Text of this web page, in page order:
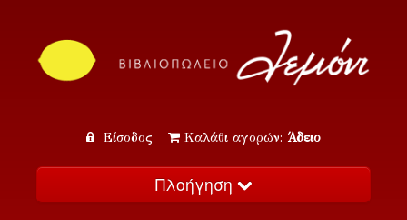
Είσοδος Καλάθι αγορών: Άδειο
Πλοήγηση